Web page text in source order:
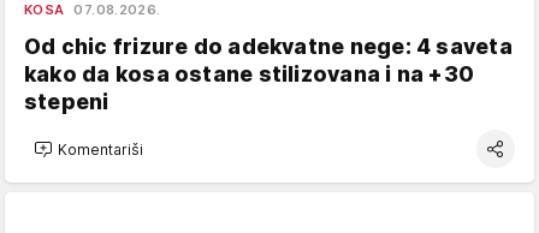
KOSA 07.08.2026.
Od chic frizure do adekvatne nege: 4 saveta
kako da kosa ostane stilizovana i na +30
stepeni
Komentariši